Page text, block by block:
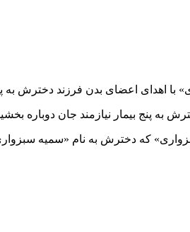
اهدای اعضای بدن فرزند دخترش به
به پنج بیمار نیازمند جان دوباره
که دخترش به نام «سمیه